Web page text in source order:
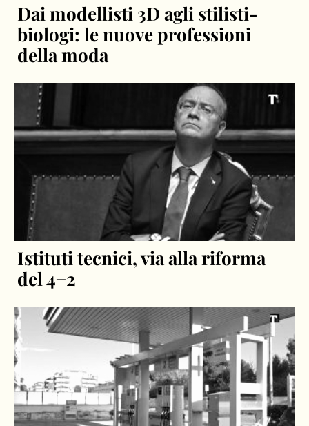
Dai modellisti 3D agli stilisti-
biologi: le nuove professioni
della moda
Istituti tecnici, via alla riforma
del 4+2